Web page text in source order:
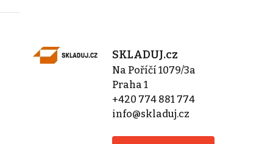
SKLADUJ.cz
Na Poříčí 1079/3a
Praha 1
+420 774 881 774
info@skladuj.cz